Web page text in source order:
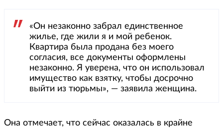
«Он незаконно забрал единственное
жилье, где жили я и мой ребенок.
Квартира была продана без моего
согласия, все документы оформлены
незаконно. Я уверена, что он использовал
имущество как взятку, чтобы досрочно
выйти из тюрьмы», — заявила женщина.
Она отмечает, что сейчас оказалась в крайне